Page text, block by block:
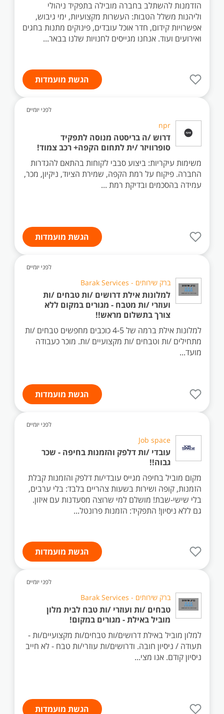
הזדמנות להשתלב בחברה מובילה בתפקיד ניהולי
וליהנות משלל הטבות: העשרות מקצועיות, ימי גיבוש,
אפשרויות קידום, חדר אוכל עובדים, פינוקים מתנות בחגים
ואירועים ועוד. אנחנו מגייסים לחנויות שלנו בבאר...
הגשת מועמדות
לפני יומיים
npr
דרוש /ה בריסטה מנוסה לתפקיד
סופרוויזר /ית לתחום הקפה+ רכב צמוד!
משימות עיקריות: ביצוע סבבי לקוחות בהתאם להגדרות
החברה. פיקוח על רמת הקפה, שמירת הציוד, ניקיון, מכר,
עמידה בהסכמים ובדיקת רמת ...
הגשת מועמדות
לפני יומיים
ברק שירותים - Barak Services
למלונות אילת דרושים /ות טבחים /ות
ועוזרי /ות מטבח - מגורים במקום ללא
צורך בתשלום מראש!!
למלונות אילת ברמה של 4-5 כוכבים מחפשים טבחים /ות
מתחילים /ות וטבחים /ות מקצועיים /ות. מוכר כעבודה
מועד...
הגשת מועמדות
לפני יומיים
Job space
עובדי /ות דלפק והזמנות בחיפה - שכר
גבוה!!
מקום מוביל בחיפה מגייס עובדי/ות דלפק והזמנות קבלת
הזמנות, קופה ושירות בשעות צהריים בלבד: בלי ערבים,
בלי שישי-שבת! מושלם למי שרוצה מסעדנות עם איזון.
גם ללא ניסיון! התפקיד: הזמנות פרונטל...
הגשת מועמדות
לפני יומיים
ברק שירותים - Barak Services
טבחים /ות ועוזרי /ות טבח לבית מלון
מוביל באילת - מגורים במקום!
למלון מוביל באילת דרושים/ות טבחים/ות מקצועיים/ות -
תעודה / ניסיון חובה. ודרושים/ות עוזרי/ות טבח - לא חייב
ניסיון קודם. אנו מצי...
הגשת מועמדות